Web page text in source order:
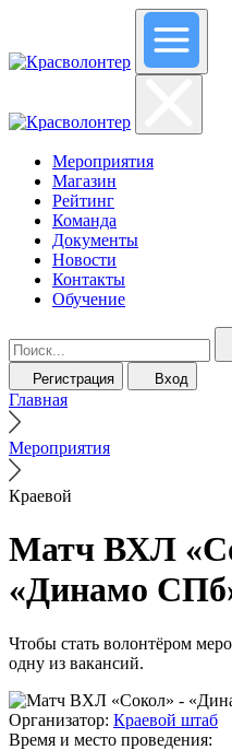
Мероприятия
Магазин
Рейтинг
Команда
Документы
Новости
Контакты
Обучение
Регистрация Вход
Главная
Мероприятия
Краевой
Матч ВХЛ
«Динамо
Чтобы стать волонтёром
одну из вакансий.
Организатор: Краевой штаб
Время и место проведения: